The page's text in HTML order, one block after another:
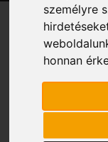
személyre
honnan
Kezdőlap/
1 659
Összesen 1